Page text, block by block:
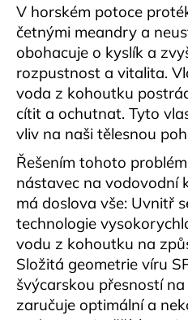
V horském potoce
četnými meandry a
obohacuje o kyslík a
rozpustnost a vitalita.
voda z kohoutku
cítit a ochutnat. Tyto
vliv na naši tělesnou
Řešením tohoto
nástavec na vodovodní
má doslova vše: Uvnitř
technologie
vodu z kohoutku na
Složitá geometrie víru
švýcarskou přesností
zaručuje optimální a